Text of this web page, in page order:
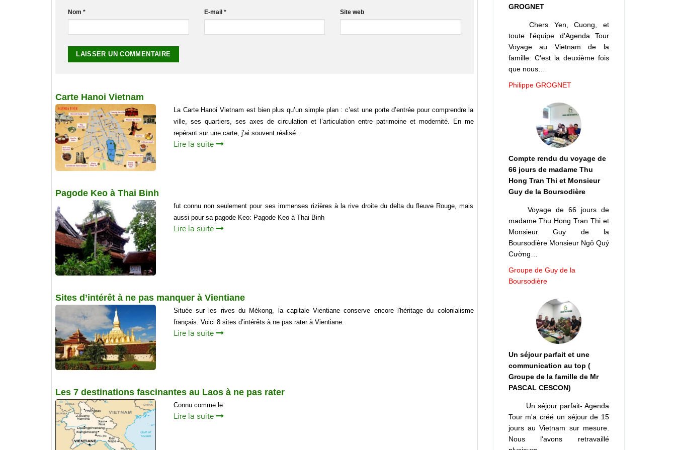
Nom * E-mail * Site web
Carte Hanoi Vietnam
La Carte Hanoi Vietnam est bien plus qu’un simple plan : c’est une porte d’entrée pour comprendre la
ville, ses quartiers, ses axes de circulation et l’articulation entre patrimoine et modernité. En me
repérant sur une carte, j’ai souvent réalisé...
Lire la suite
Pagode Keo à Thai Binh
fut connu non seulement pour ses immenses rizières à la rive droite du delta du fleuve Rouge, mais
aussi pour sa pagode Keo: Pagode Keo à Thai Binh
Lire la suite
Sites d’intérêt à ne pas manquer à Vientiane
Située sur les rives du Mékong, la capitale Vientiane conserve encore l'héritage du colonialisme
français. Voici 8 sites d’intérêts à ne pas rater à Vientiane.
Lire la suite
Les 7 destinations fascinantes au Laos à ne pas rater
Connu comme le
Lire la suite
GROGNET
Chers Yen, Cuong, et
toute l'équipe d'Agenda Tour
Voyage au Vietnam de la
famille: C'est la deuxième fois
que nous…
Philippe GROGNET
Compte rendu du voyage de
66 jours de madame Thu
Hong Tran Thi et Monsieur
Guy de la Boursodière
Voyage de 66 jours de
madame Thu Hong Tran Thi et
Monsieur Guy de la
Boursodière Monsieur Ngô Quý
Cường…
Groupe de Guy de la
Boursodière
Un séjour parfait et une
communication au top (
Groupe de la famille de Mr
PASCAL CESCON)
Un séjour parfait- Agenda
Tour m'a créé un séjour de 15
jours au Vietnam sur mesure.
Nous l'avons retravaillé